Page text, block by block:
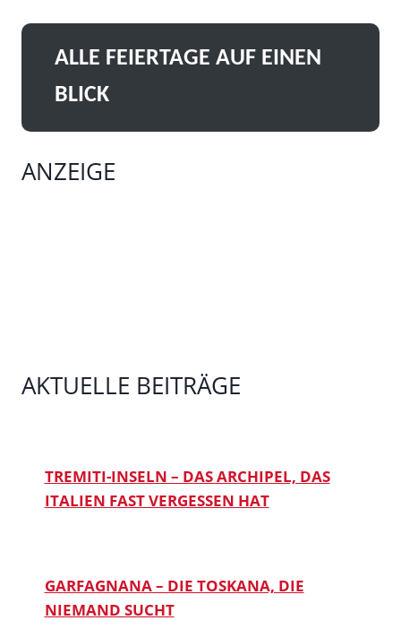
ALLE FEIERTAGE AUF EINEN
BLICK
ANZEIGE
AKTUELLE BEITRÄGE
TREMITI-INSELN – DAS ARCHIPEL, DAS
ITALIEN FAST VERGESSEN HAT
GARFAGNANA – DIE TOSKANA, DIE
NIEMAND SUCHT